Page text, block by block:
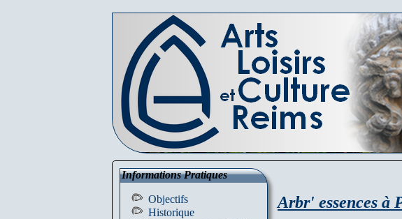
Informations Pratiques
Objectifs
Historique
Arbr' essences à